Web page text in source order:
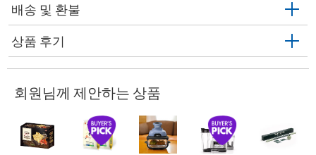
배송 및 환불
상품 후기
회원님께 제안하는 상품